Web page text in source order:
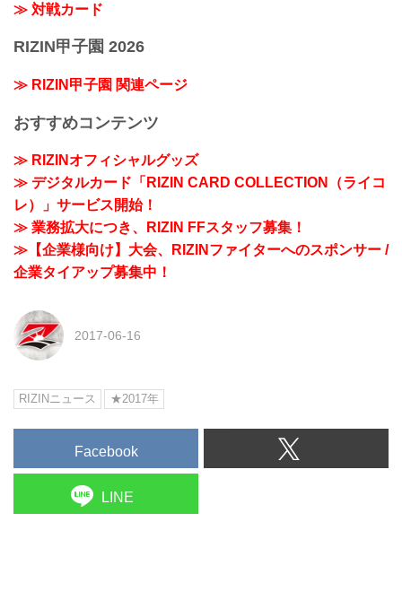
≫ 対戦カード
RIZIN甲子園 2026
≫ RIZIN甲子園 関連ページ
おすすめコンテンツ
≫ RIZINオフィシャルグッズ
≫ デジタルカード「RIZIN CARD COLLECTION（ライコ
レ）」サービス開始！
≫ 業務拡大につき、RIZIN FFスタッフ募集！
≫【企業様向け】大会、RIZINファイターへのスポンサー /
企業タイアップ募集中！
2017-06-16
RIZINニュース ★2017年
Facebook
LINE